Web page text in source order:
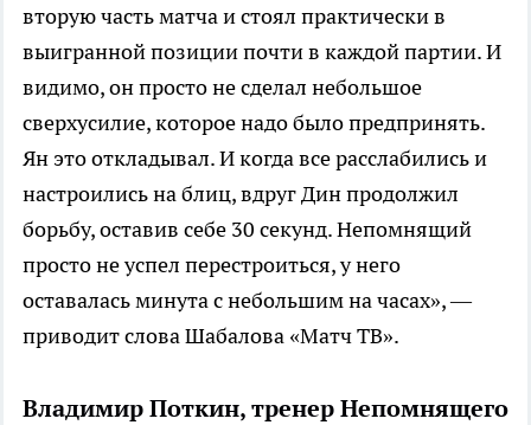
вторую часть матча и стоял практически в
выигранной позиции почти в каждой партии. И
видимо, он просто не сделал небольшое
сверхусилие, которое надо было предпринять.
Ян это откладывал. И когда все расслабились и
настроились на блиц, вдруг Дин продолжил
борьбу, оставив себе 30 секунд. Непомнящий
просто не успел перестроиться, у него
оставалась минута с небольшим на часах», —
приводит слова Шабалова «Матч ТВ».
Владимир Поткин, тренер Непомнящего